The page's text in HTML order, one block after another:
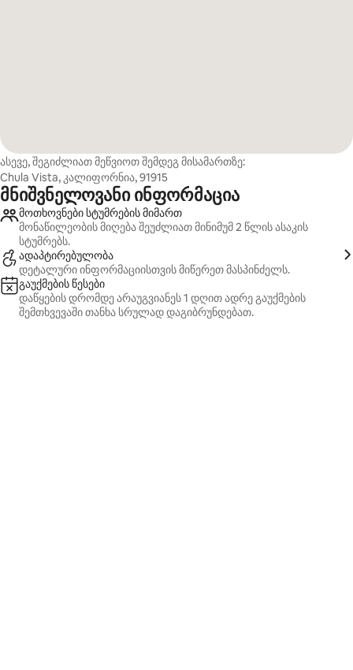
ასევე, შეგიძლიათ მეწვიოთ შემდეგ მისამართზე:
Chula Vista, კალიფორნია, 91915
მნიშვნელოვანი ინფორმაცია
მოთხოვნები სტუმრების მიმართ
მონაწილეობის მიღება შეუძლიათ მინიმუმ 2 წლის ასაკის
სტუმრებს.
ადაპტირებულობა
დეტალური ინფორმაციისთვის მიწერეთ მასპინძელს.
გაუქმების წესები
დაწყების დრომდე არაუგვიანეს 1 დღით ადრე გაუქმების
შემთხვევაში თანხა სრულად დაგიბრუნდებათ.